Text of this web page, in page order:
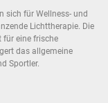
sich für Wellness- und
Lichttherapie. Die
eine frische
das allgemeine
Sportler.